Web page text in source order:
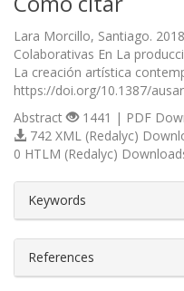
Lara Morcillo, Santiago.
Colaborativas En La
La creación artística
https://doi.org/10.1387/
Abstract
1441 | PDF
742 XML (Redalyc)
0 HTLM (Redalyc)
Keywords
References